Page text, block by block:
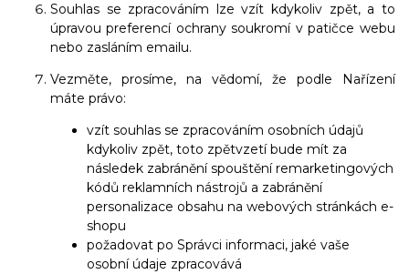
Souhlas se zpracováním lze vzít kdykoliv zpět, a to
úpravou preferencí ochrany soukromí v patičce webu
nebo zasláním emailu.
Vezměte, prosíme, na vědomí, že podle Nařízení
máte právo:
vzít souhlas se zpracováním osobních údajů
kdykoliv zpět, toto zpětvzetí bude mít za
následek zabránění spouštění remarketingových
kódů reklamních nástrojů a zabránění
personalizace obsahu na webových stránkách e-
shopu
požadovat po Správci informaci, jaké vaše
osobní údaje zpracovává